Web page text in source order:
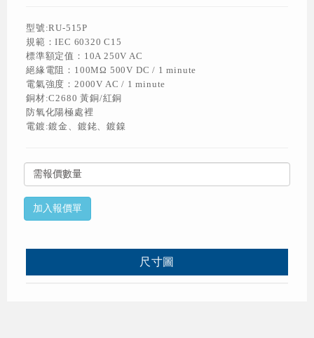
型號:RU-515P
規範：IEC 60320 C15
標準額定值：10A 250V AC
絕緣電阻：100MΩ 500V DC / 1 minute
電氣強度：2000V AC / 1 minute
銅材:C2680 黃銅/紅銅
防氧化陽極處裡
電鍍:鍍金、鍍銠、鍍鎳
尺寸圖